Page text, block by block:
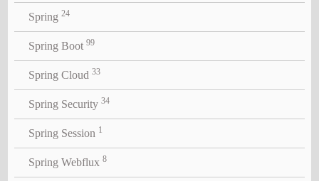
Spring 24
Spring Boot 99
Spring Cloud 33
Spring Security 34
Spring Session 1
Spring Webflux 8